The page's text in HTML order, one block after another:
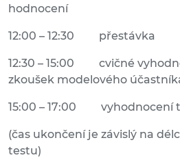
hodnocení
12:00 – 12:30 přestávka
12:30 – 15:00 cvičné
zkoušek modelového
15:00 – 17:00 vyhodnocení
(čas ukončení je závislý na
testu)